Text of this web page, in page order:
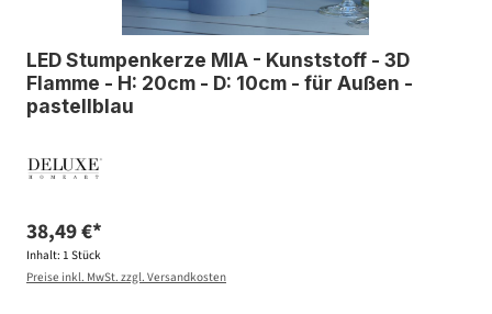
LED Stumpenkerze MIA - Kunststoff - 3D
Flamme - H: 20cm - D: 10cm - für Außen -
pastellblau
38,49 €*
Inhalt: 1 Stück
Preise inkl. MwSt. zzgl. Versandkosten